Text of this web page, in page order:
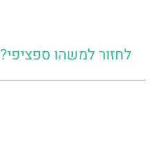
לחזור למשהו ספציפי?